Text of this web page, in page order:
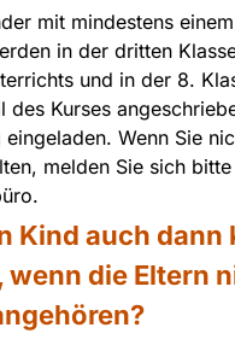
mit mindestens
in der dritten
und in der 8.
des Kurses
eingeladen. Wenn Sie
melden Sie sich bitte
Kind auch
wenn die Eltern